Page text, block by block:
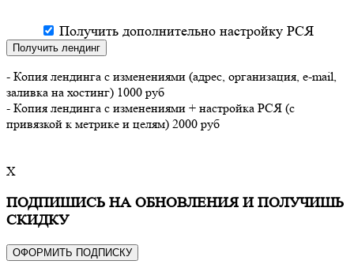
Получить дополнительно настройку РСЯ
Получить лендинг
- Копия лендинга с изменениями (адрес, организация, e-mail,
заливка на хостинг) 1000 руб
- Копия лендинга с изменениями + настройка РСЯ (с
привязкой к метрике и целям) 2000 руб
X
ПОДПИШИСЬ НА ОБНОВЛЕНИЯ И ПОЛУЧИШЬ
СКИДКУ
ОФОРМИТЬ ПОДПИСКУ